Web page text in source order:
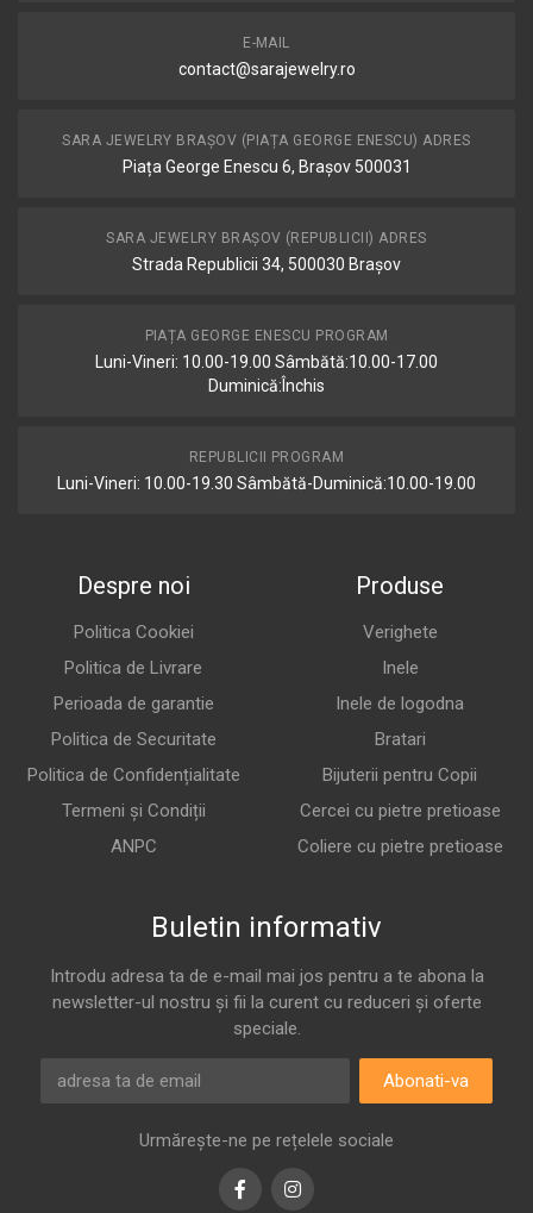
E-MAIL
contact@sarajewelry.ro
SARA JEWELRY BRAȘOV (PIAȚA GEORGE ENESCU) ADRES
Piața George Enescu 6, Brașov 500031
SARA JEWELRY BRAȘOV (REPUBLICII) ADRES
Strada Republicii 34, 500030 Brașov
PIAȚA GEORGE ENESCU PROGRAM
Luni-Vineri: 10.00-19.00 Sâmbătă:10.00-17.00
Duminică:Închis
REPUBLICII PROGRAM
Luni-Vineri: 10.00-19.30 Sâmbătă-Duminică:10.00-19.00
Despre noi
Politica Cookiei
Politica de Livrare
Perioada de garantie
Politica de Securitate
Politica de Confidențialitate
Termeni și Condiții
ANPC
Produse
Verighete
Inele
Inele de logodna
Bratari
Bijuterii pentru Copii
Cercei cu pietre pretioase
Coliere cu pietre pretioase
Buletin informativ
Introdu adresa ta de e-mail mai jos pentru a te abona la
newsletter-ul nostru și fii la curent cu reduceri și oferte
speciale.
Abonati-va
Urmărește-ne pe rețelele sociale
FacebookInstagram